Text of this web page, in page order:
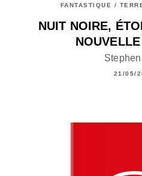
FANTASTIQUE /
NUIT NOIRE,
21/05/